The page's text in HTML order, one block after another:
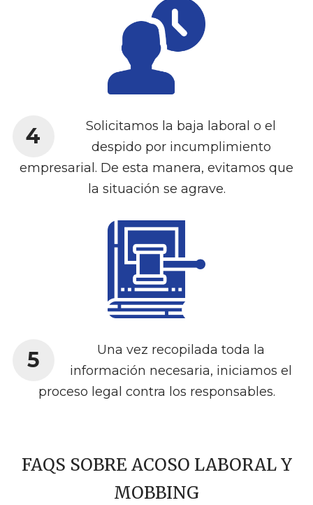
4
Solicitamos la baja laboral o el
despido por incumplimiento
empresarial. De esta manera, evitamos que
la situación se agrave.
5
Una vez recopilada toda la
información necesaria, iniciamos el
proceso legal contra los responsables.
FAQS SOBRE ACOSO LABORAL Y
MOBBING